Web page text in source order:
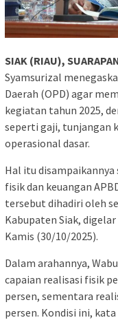
SIAK (RIAU),
Syamsurizal
Daerah (OPD) agar
kegiatan tahun 2025,
seperti gaji, tunjangan
operasional dasar.
Hal itu
fisik dan keuangan
tersebut dihadiri oleh
Kabupaten Siak,
Kamis (30/10/2025).
Dalam arahannya,
capaian realisasi fisik
persen, sementara
persen. Kondisi ini,